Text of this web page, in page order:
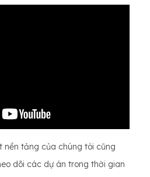
nền tảng của chúng tôi cũng
dõi các dự án trong thời gian